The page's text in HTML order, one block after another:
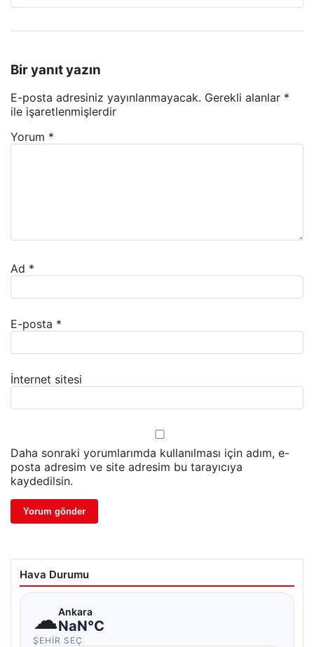
Bir yanıt yazın
E-posta adresiniz yayınlanmayacak. Gerekli alanlar *
ile işaretlenmişlerdir
Yorum *
Ad *
E-posta *
İnternet sitesi
Daha sonraki yorumlarımda kullanılması için adım, e-
posta adresim ve site adresim bu tarayıcıya
kaydedilsin.
Hava Durumu
☁Ankara
NaN°C
ŞEHIR SEÇ